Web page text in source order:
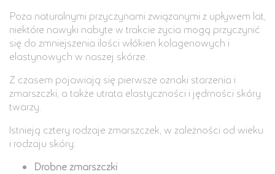
Poza naturalnymi przyczynami związanymi z upływem lat,
niektóre nawyki nabyte w trakcie życia mogą przyczynić
się do zmniejszenia ilości włókien kolagenowych i
elastynowych w naszej skórze.
Z czasem pojawiają się pierwsze oznaki starzenia i
zmarszczki, a także utrata elastyczności i jędrności skóry
twarzy.
Istnieją cztery rodzaje zmarszczek, w zależności od wieku
i rodzaju skóry:
Drobne zmarszczki